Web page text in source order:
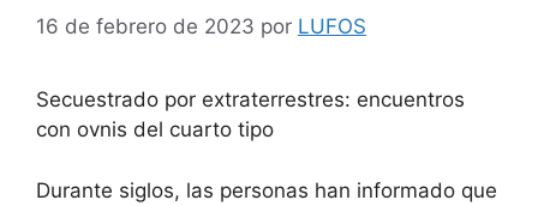
16 de febrero de 2023 por LUFOS
Secuestrado por extraterrestres: encuentros
con ovnis del cuarto tipo
Durante siglos, las personas han informado que